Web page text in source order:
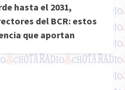
hasta el 2031,
del BCR: estos
que aportan